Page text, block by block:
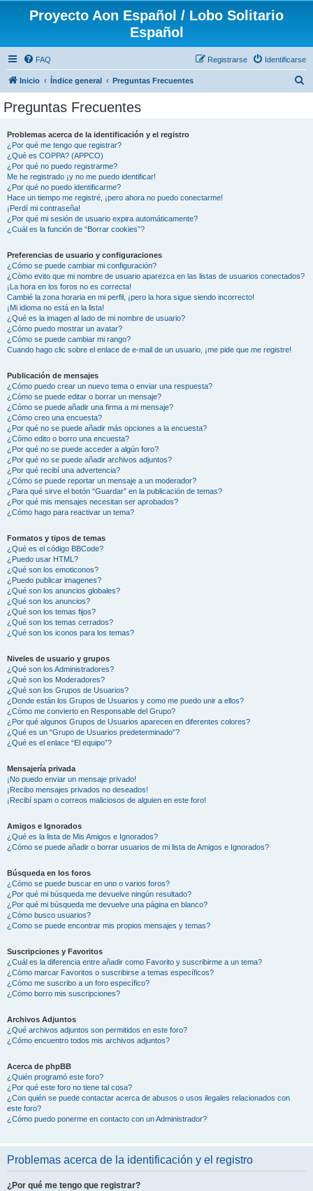
Proyecto Aon Español / Lobo Solitario
Español
FAQ Identificarse
Registrarse
Inicio Índice general Preguntas Frecuentes
Preguntas Frecuentes
Problemas acerca de la identificación y el registro
¿Por qué me tengo que registrar?
¿Qué es COPPA? (APPCO)
¿Por qué no puedo registrarme?
Me he registrado ¡y no me puedo identificar!
¿Por qué no puedo identificarme?
Hace un tiempo me registré, ¡pero ahora no puedo conectarme!
¡Perdí mi contraseña!
¿Por qué mi sesión de usuario expira automáticamente?
¿Cuál es la función de “Borrar cookies”?
Preferencias de usuario y configuraciones
¿Cómo se puede cambiar mi configuración?
¿Cómo evito que mi nombre de usuario aparezca en las listas de usuarios conectados?
¡La hora en los foros no es correcta!
Cambié la zona horaria en mi perfil, ¡pero la hora sigue siendo incorrecto!
¡Mi idioma no está en la lista!
¿Qué es la imagen al lado de mi nombre de usuario?
¿Cómo puedo mostrar un avatar?
¿Cómo se puede cambiar mi rango?
Cuando hago clic sobre el enlace de e-mail de un usuario, ¡me pide que me registre!
Publicación de mensajes
¿Cómo puedo crear un nuevo tema o enviar una respuesta?
¿Cómo se puede editar o borrar un mensaje?
¿Cómo se puede añadir una firma a mi mensaje?
¿Cómo creo una encuesta?
¿Por qué no se puede añadir más opciones a la encuesta?
¿Cómo edito o borro una encuesta?
¿Por qué no se puede acceder a algún foro?
¿Por qué no se puede añadir archivos adjuntos?
¿Por qué recibí una advertencia?
¿Cómo se puede reportar un mensaje a un moderador?
¿Para qué sirve el botón “Guardar” en la publicación de temas?
¿Por qué mis mensajes necesitan ser aprobados?
¿Cómo hago para reactivar un tema?
Formatos y tipos de temas
¿Qué es el código BBCode?
¿Puedo usar HTML?
¿Qué son los emoticonos?
¿Puedo publicar imagenes?
¿Qué son los anuncios globales?
¿Qué son los anuncios?
¿Qué son los temas fijos?
¿Qué son los temas cerrados?
¿Qué son los iconos para los temas?
Niveles de usuario y grupos
¿Qué son los Administradores?
¿Qué son los Moderadores?
¿Qué son los Grupos de Usuarios?
¿Donde están los Grupos de Usuarios y como me puedo unir a ellos?
¿Cómo me convierto en Responsable del Grupo?
¿Por qué algunos Grupos de Usuarios aparecen en diferentes colores?
¿Qué es un “Grupo de Usuarios predeterminado”?
¿Qué es el enlace “El equipo”?
Mensajería privada
¡No puedo enviar un mensaje privado!
¡Recibo mensajes privados no deseados!
¡Recibí spam o correos maliciosos de alguien en este foro!
Amigos e Ignorados
¿Qué es la lista de Mis Amigos e Ignorados?
¿Cómo se puede añadir o borrar usuarios de mi lista de Amigos e Ignorados?
Búsqueda en los foros
¿Cómo se puede buscar en uno o varios foros?
¿Por qué mi búsqueda me devuelve ningún resultado?
¿Por qué mi búsqueda me devuelve una página en blanco?
¿Cómo busco usuarios?
¿Como se puede encontrar mis propios mensajes y temas?
Suscripciones y Favoritos
¿Cuál es la diferencia entre añadir como Favorito y suscribirme a un tema?
¿Cómo marcar Favoritos o suscribirse a temas específicos?
¿Cómo me suscribo a un foro específico?
¿Cómo borro mis suscripciones?
Archivos Adjuntos
¿Qué archivos adjuntos son permitidos en este foro?
¿Cómo encuentro todos mis archivos adjuntos?
Acerca de phpBB
¿Quién programó este foro?
¿Por qué este foro no tiene tal cosa?
¿Con quién se puede contactar acerca de abusos o usos ilegales relacionados con
este foro?
¿Cómo puedo ponerme en contacto con un Administrador?
Problemas acerca de la identificación y el registro
¿Por qué me tengo que registrar?